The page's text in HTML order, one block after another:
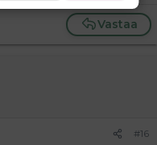
Vastaa
#16